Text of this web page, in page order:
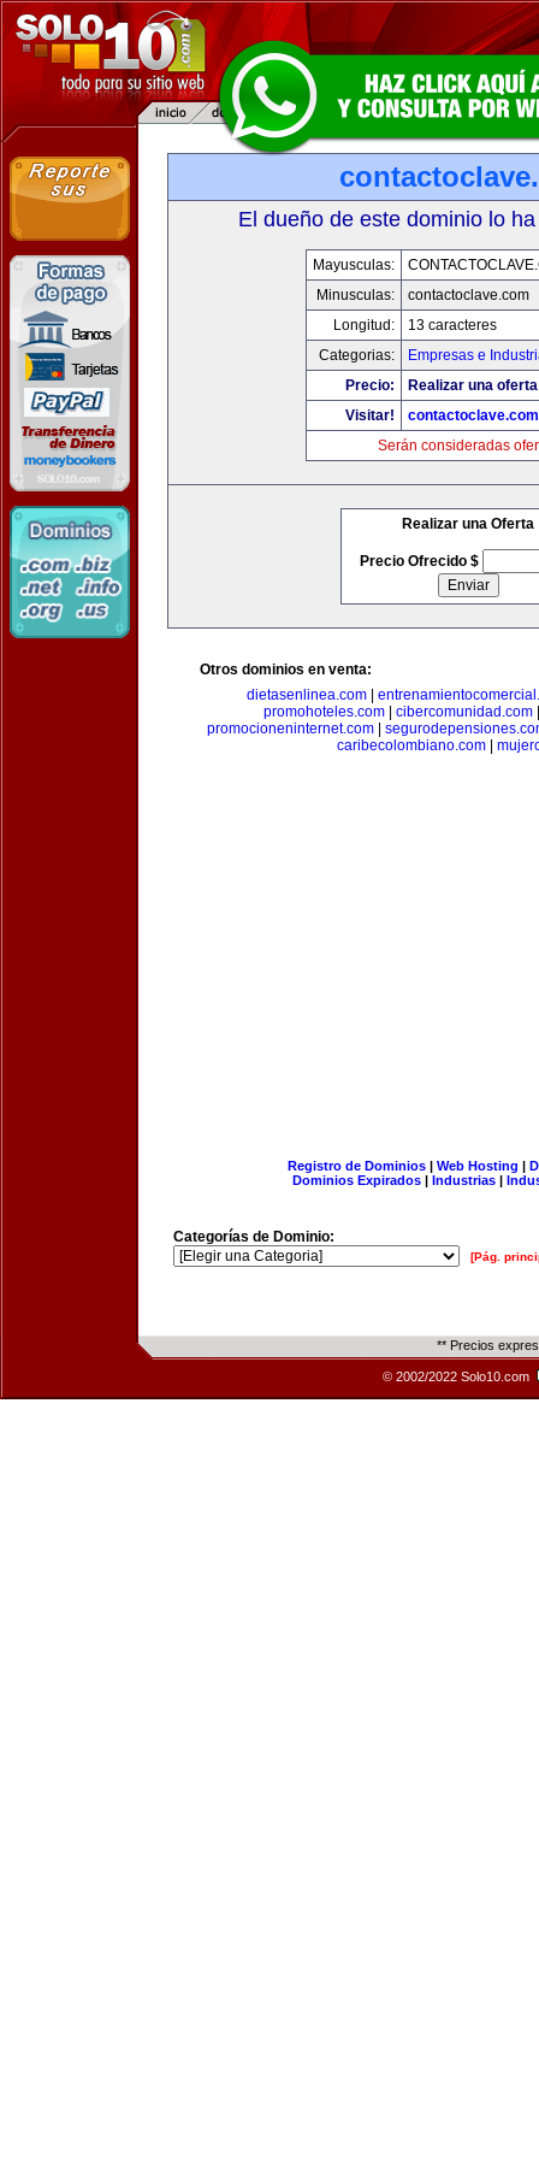
El dueño de este dominio lo
Mayusculas:
Minusculas:
contactoclave.com
Longitud:
13 caracteres
Categorias:
Empresas e
Precio:
Realizar una
Visitar!
contactoclave.com
Serán consideradas
Realizar una Oferta
Precio Ofrecido $
Otros dominios en venta:
dietasenlinea.com|
promohoteles.com
cibercomunidad.com
promocioneninternet.com|
caribecolombiano.com|
Registro de Dominios| Web Hosting |
Dominios Expirados | Industrias |
Categorías de Dominio:
[Pág.
** Precios
© 2002/2022 Solo10.com